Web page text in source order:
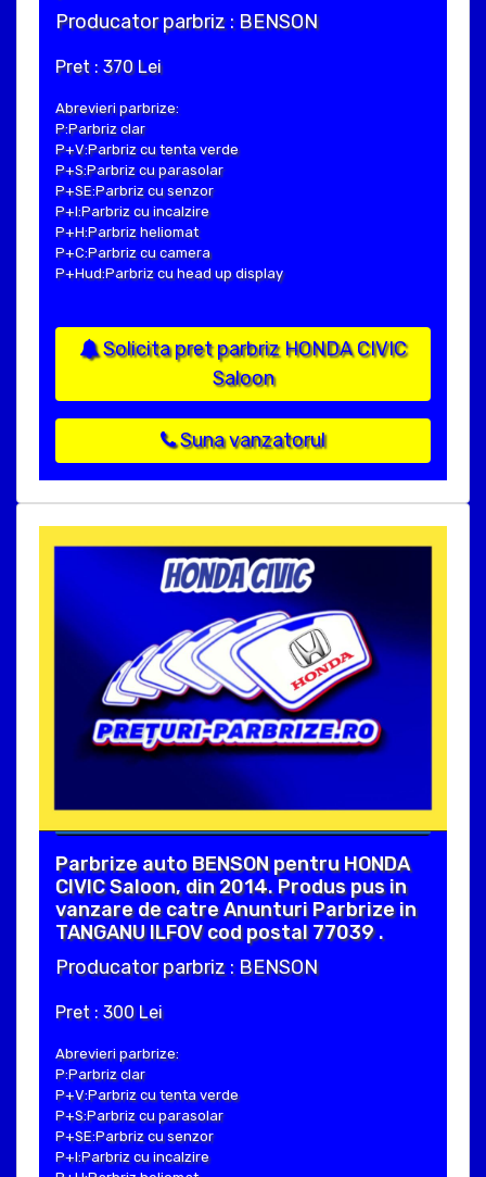
Producator parbriz : BENSON
Pret : 370 Lei
Abrevieri parbrize:
P:Parbriz clar
P+V:Parbriz cu tenta verde
P+S:Parbriz cu parasolar
P+SE:Parbriz cu senzor
P+I:Parbriz cu incalzire
P+H:Parbriz heliomat
P+C:Parbriz cu camera
P+Hud:Parbriz cu head up display
Solicita pret parbriz HONDA CIVIC
Saloon
Suna vanzatorul
Parbrize auto BENSON pentru HONDA
CIVIC Saloon, din 2014. Produs pus in
vanzare de catre Anunturi Parbrize in
TANGANU ILFOV cod postal 77039 .
Producator parbriz : BENSON
Pret : 300 Lei
Abrevieri parbrize:
P:Parbriz clar
P+V:Parbriz cu tenta verde
P+S:Parbriz cu parasolar
P+SE:Parbriz cu senzor
P+I:Parbriz cu incalzire